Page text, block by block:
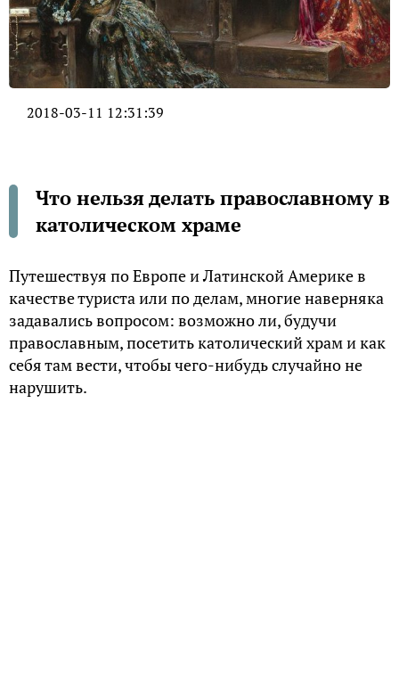
2018-03-11 12:31:39
Что нельзя делать православному в
католическом храме
Путешествуя по Европе и Латинской Америке в
качестве туриста или по делам, многие наверняка
задавались вопросом: возможно ли, будучи
православным, посетить католический храм и как
себя там вести, чтобы чего-нибудь случайно не
нарушить.